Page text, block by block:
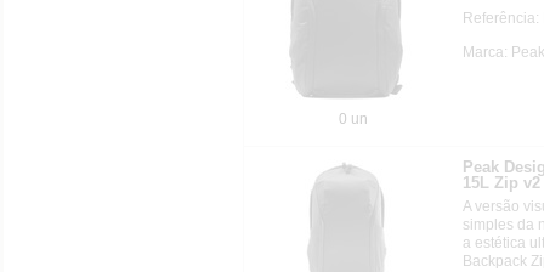
0 un
Referência:
Marca:
Peak
15L Zip
A versão
simples da
a estética
Backpack